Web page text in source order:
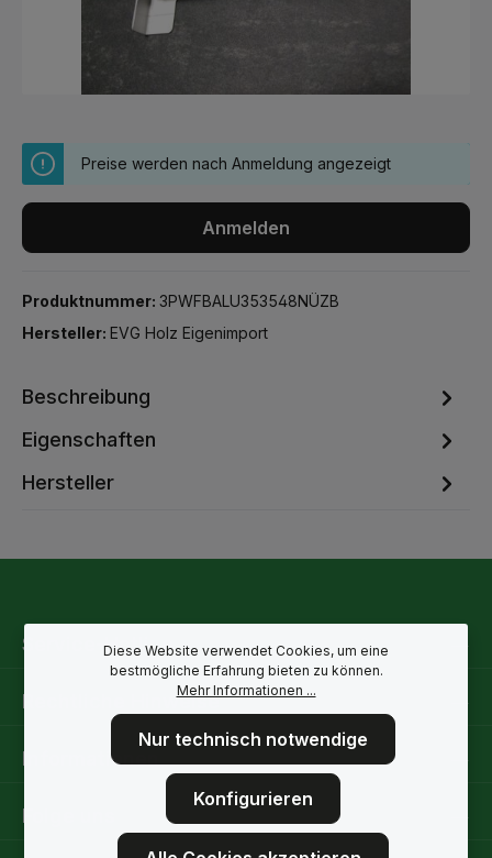
Preise werden nach Anmeldung angezeigt
Anmelden
Produktnummer: 3PWFBALU353548NÜZB
Hersteller: EVG Holz Eigenimport
Beschreibung
Eigenschaften
Hersteller
Service-Hotline
Rechtliche Hinweise
Informationen
Folge uns
Diese Website verwendet Cookies, um eine
bestmögliche Erfahrung bieten zu können.
Mehr Informationen ...
Nur technisch notwendige
Konfigurieren